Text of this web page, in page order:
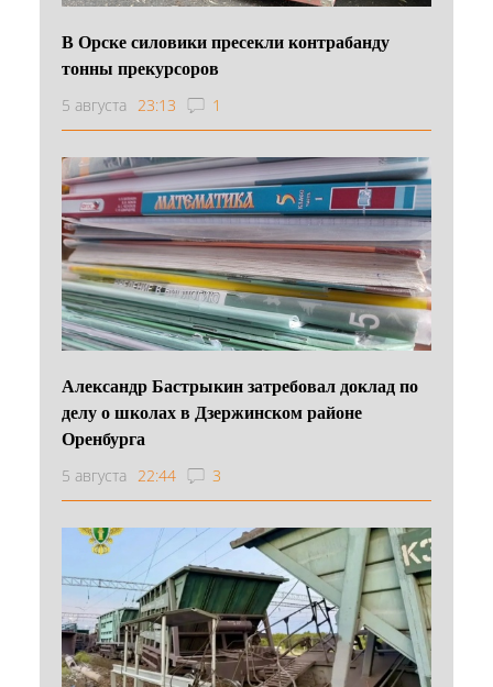
В Орске силовики пресекли контрабанду
тонны прекурсоров
5 августа 23:13 1
Александр Бастрыкин затребовал доклад по
делу о школах в Дзержинском районе
Оренбурга
5 августа 22:44 3